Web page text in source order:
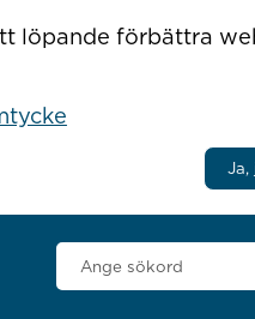
löpande förbättra
Ja,
Sök
här